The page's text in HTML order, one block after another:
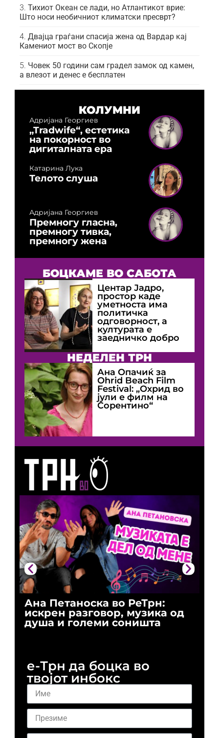
Тихиот Океан се лади, но Атлантикот врие:
Што носи необичниот климатски пресврт?
Двајца граѓани спасија жена од Вардар кај
Камениот мост во Скопје
Човек 50 години сам градел замок од камен,
а влезот и денес е бесплатен
Ана Петаноска во РеТрн:
искрен разговор, музика од
душа и големи соништа
КОЛУМНИ
Адријана Георгиев
„Tradwife“, естетика
на покорност во
дигиталната ера
Катарина Лука
Телото слуша
Адријана Георгиев
Премногу гласна,
премногу тивка,
премногу жена
БОЦКАМЕ ВО САБОТА
Центар Јадро,
простор каде
уметноста има
политичка
одговорност, а
културата е
заедничко добро
НЕДЕЛЕН ТРН
Ана Опачиќ за
Оhrid Beach Film
Festival: „Охрид во
јули е филм на
Сорентино“
е-Трн да боцка во
твојот инбокс